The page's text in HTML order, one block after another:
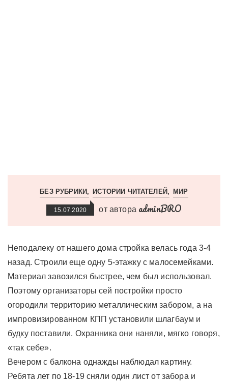
БЕЗ РУБРИКИ ИСТОРИИ ЧИТАТЕЛЕЙ МИР
15.07.2020 от автора adminBRO
Неподалеку от нашего дома стройка велась года 3-4
назад. Строили еще одну 5-этажку с малосемейками.
Материал завозился быстрее, чем был использовал.
Поэтому организаторы сей постройки просто
огородили территорию металлическим забором, а на
импровизированном КПП установили шлагбаум и
будку поставили. Охранника они наняли, мягко говоря,
«так себе».
Вечером с балкона однажды наблюдал картину.
Ребята лет по 18-19 сняли один лист от забора и